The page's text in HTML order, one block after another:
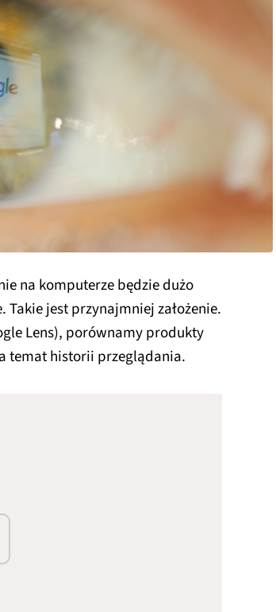
na komputerze będzie dużo
jest przynajmniej założenie.
Lens), porównamy produkty
temat historii przeglądania.